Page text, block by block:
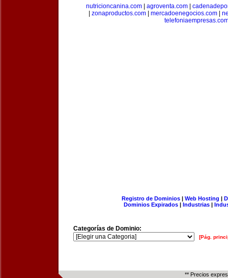
nutricioncanina.com| agroventa.com|
zonaproductos.com mercadoenegocios.com
Registro de Dominios| Web Hosting |
Dominios Expirados | Industrias |
Categorías de Dominio:
[Pág.
** Precios